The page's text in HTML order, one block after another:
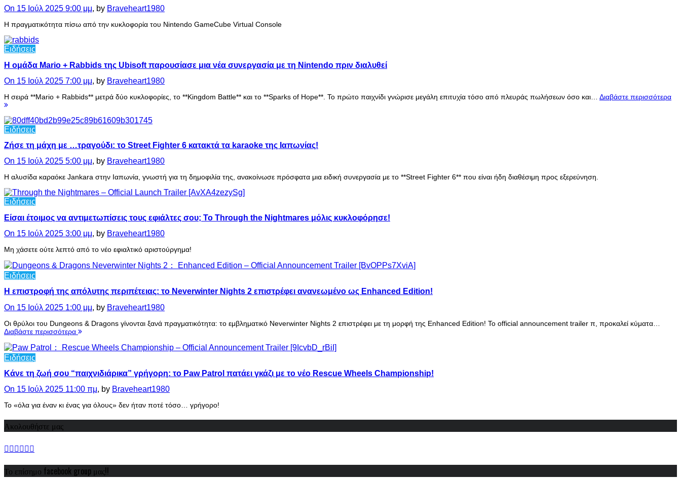
On 15 Ιούλ 2025 9:00 μμ, by Braveheart1980
Η πραγματικότητα πίσω από την κυκλοφορία του Nintendo GameCube Virtual Console
Ειδήσεις
Η ομάδα Mario + Rabbids της Ubisoft παρουσίασε μια νέα συνεργασία με τη Nintendo πριν διαλυθεί
On 15 Ιούλ 2025 7:00 μμ, by Braveheart1980
Η σειρά **Mario + Rabbids** μετρά δύο κυκλοφορίες, το **Kingdom Battle** και το **Sparks of Hope**. Το πρώτο παιχνίδι γνώρισε μεγάλη επιτυχία τόσο από πλευράς πωλήσεων όσο και… Διαβάστε περισσότερα
Ειδήσεις
Ζήσε τη μάχη με …τραγούδι: το Street Fighter 6 κατακτά τα karaoke της Ιαπωνίας!
On 15 Ιούλ 2025 5:00 μμ, by Braveheart1980
Η αλυσίδα καραόκε Jankara στην Ιαπωνία, γνωστή για τη δημοφιλία της, ανακοίνωσε πρόσφατα μια ειδική συνεργασία με το **Street Fighter 6** που είναι ήδη διαθέσιμη προς εξερεύνηση.
Ειδήσεις
Είσαι έτοιμος να αντιμετωπίσεις τους εφιάλτες σου; Το Through the Nightmares μόλις κυκλοφόρησε!
On 15 Ιούλ 2025 3:00 μμ, by Braveheart1980
Μη χάσετε ούτε λεπτό από το νέο εφιαλτικό αριστούργημα!
Ειδήσεις
H επιστροφή της απόλυτης περιπέτειας: το Neverwinter Nights 2 επιστρέφει ανανεωμένο ως Enhanced Edition!
On 15 Ιούλ 2025 1:00 μμ, by Braveheart1980
Οι θρύλοι του Dungeons & Dragons γίνονται ξανά πραγματικότητα: το εμβληματικό Neverwinter Nights 2 επιστρέφει με τη μορφή της Enhanced Edition! Το official announcement trailer π, προκαλεί κύματα…
Διαβάστε περισσότερα
Ειδήσεις
Κάνε τη ζωή σου “παιχνιδιάρικα” γρήγορη: το Paw Patrol πατάει γκάζι με το νέο Rescue Wheels Championship!
On 15 Ιούλ 2025 11:00 πμ, by Braveheart1980
Το «όλα για έναν κι ένας για όλους» δεν ήταν ποτέ τόσο… γρήγορο!
Ακολουθήστε μας
Το επίσημο facebook group μας!!